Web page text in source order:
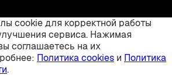
cookie для корректной работы
сервиса. Нажимая
соглашаетесь на их
Политика cookies и Политика
.